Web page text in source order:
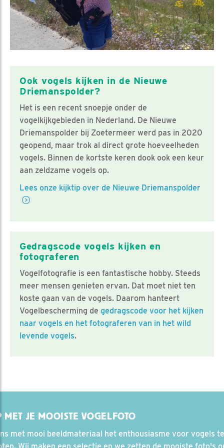
Ook vogels kijken in de Nieuwe
Driemanspolder?
Het is een recent snoepje onder de
vogelkijkgebieden in Nederland. De Nieuwe
Driemanspolder bij Zoetermeer werd pas in 2020
geopend, maar trok al direct grote hoeveelheden
vogels. Binnen de kortste keren dook ook een keur
aan zeldzame vogels op.
Lees onze kijktip over de Nieuwe Driemanspolder
Gedragscode vogels kijken en
fotograferen
Vogelfotografie is een fantastische hobby. Steeds
meer mensen genieten ervan. Dat moet niet ten
koste gaan van de vogels. Daarom hanteert
Vogelbescherming de gedragscode voor het kijken
naar vogels en het fotograferen van in het wild
levende vogels.
MET JE MOOISTE VOGELFOTO
met mooi beeldmateriaal het enthousiasme voor vogels te
Wij maken een selectie en we zetten de mooiste foto's